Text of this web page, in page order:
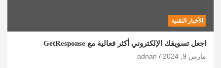
الأخبار التقنية
اجعل تسويقك الإلكتروني أكثر فعالية مع GetResponse
مارس 9, 2024
adnan